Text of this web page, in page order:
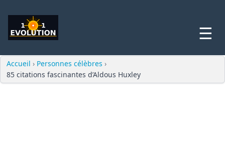
☰
Accueil › Personnes célèbres ›
85 citations fascinantes d’Aldous Huxley